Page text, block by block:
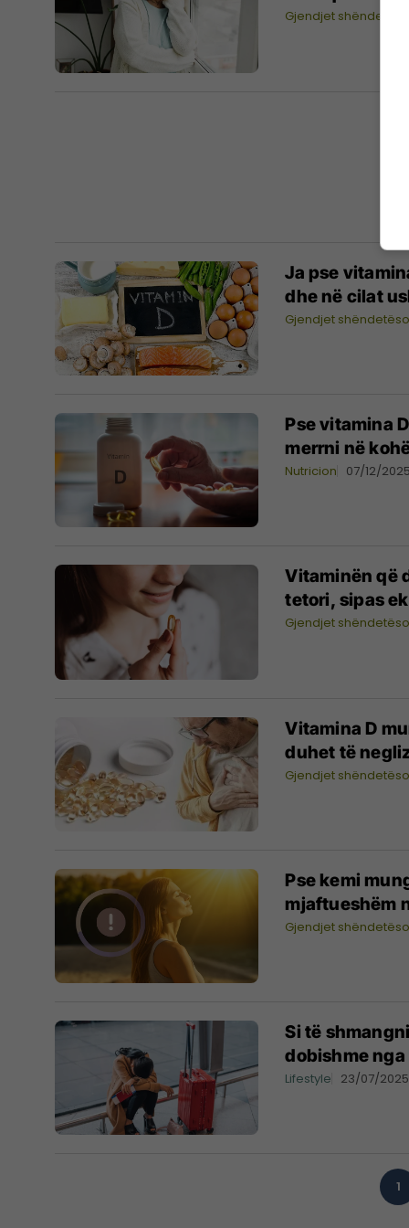
Gjendjet
Ja pse
dhe në cilat
Gjendjet
Pse vitamina
merrni në
Nutricion 07/12/2025
Vitaminën që
tetori, sipas
Gjendjet
Vitamina D
duhet të
Gjendjet
Pse kemi
mjaftueshëm
Gjendjet
Si të
dobishme
Lifestyle 23/07/2025
1